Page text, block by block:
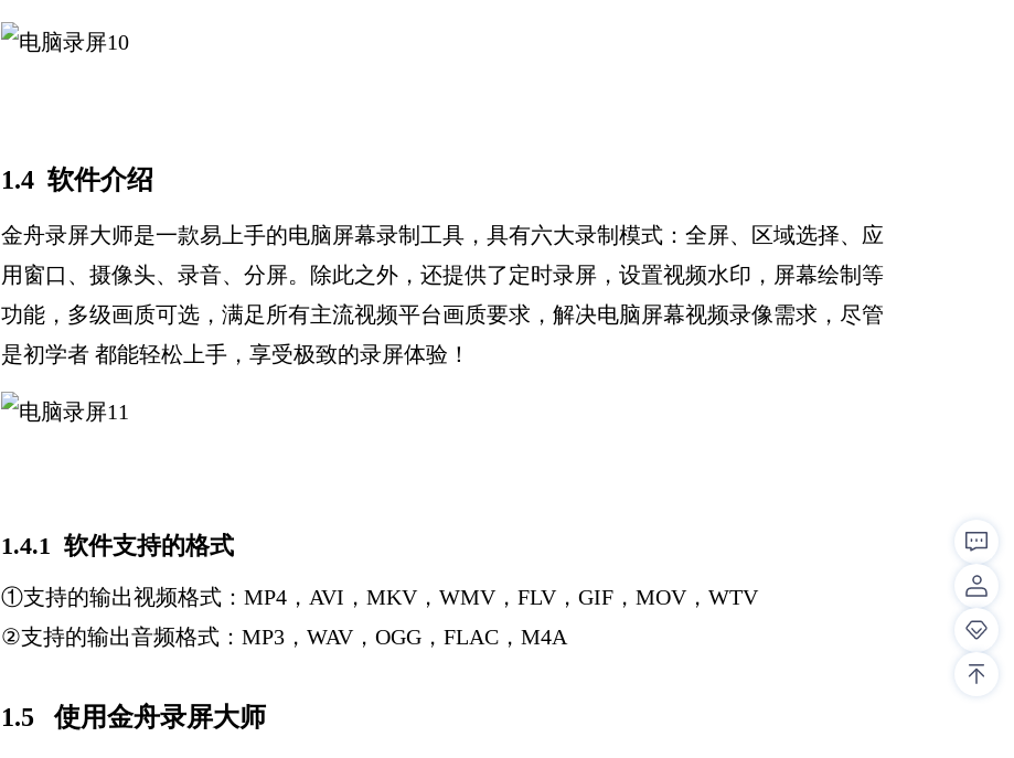
1.4 软件介绍
金舟录屏大师是一款易上手的电脑屏幕录制工具，具有六大录制模式：全屏、区域选择、应
用窗口、摄像头、录音、分屏。除此之外，还提供了定时录屏，设置视频水印，屏幕绘制等
功能，多级画质可选，满足所有主流视频平台画质要求，解决电脑屏幕视频录像需求，尽管
是初学者 都能轻松上手，享受极致的录屏体验！
1.4.1 软件支持的格式
①支持的输出视频格式：MP4，AVI，MKV，WMV，FLV，GIF，MOV，WTV
②支持的输出音频格式：MP3，WAV，OGG，FLAC，M4A
1.5 使用金舟录屏大师